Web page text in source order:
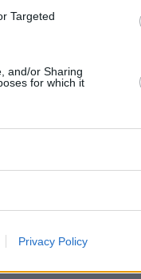
Targeted
and/or Sharing
for which it
Privacy Policy
σε αυτό
άσχημο»
είμαι
τις ρυτίδες
Γιατί